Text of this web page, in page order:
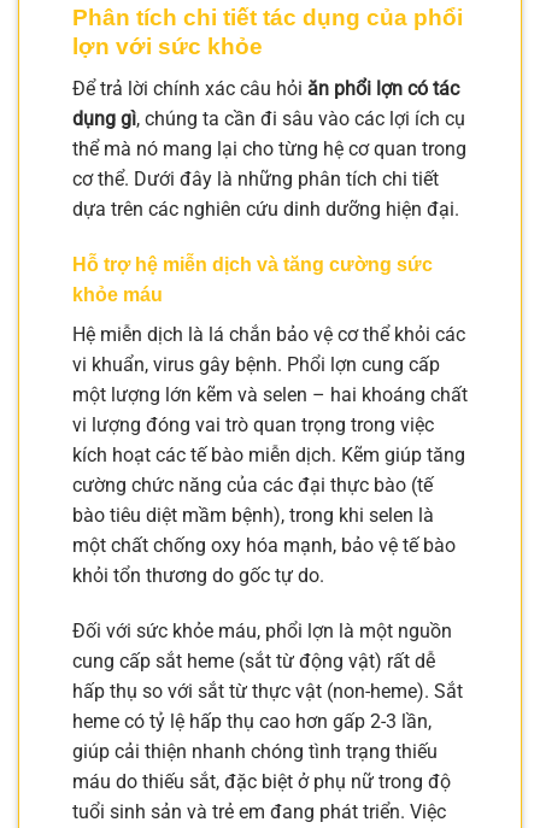
Phân tích chi tiết tác dụng của phổi
lợn với sức khỏe
Để trả lời chính xác câu hỏi ăn phổi lợn có tác
dụng gì, chúng ta cần đi sâu vào các lợi ích cụ
thể mà nó mang lại cho từng hệ cơ quan trong
cơ thể. Dưới đây là những phân tích chi tiết
dựa trên các nghiên cứu dinh dưỡng hiện đại.
Hỗ trợ hệ miễn dịch và tăng cường sức
khỏe máu
Hệ miễn dịch là lá chắn bảo vệ cơ thể khỏi các
vi khuẩn, virus gây bệnh. Phổi lợn cung cấp
một lượng lớn kẽm và selen – hai khoáng chất
vi lượng đóng vai trò quan trọng trong việc
kích hoạt các tế bào miễn dịch. Kẽm giúp tăng
cường chức năng của các đại thực bào (tế
bào tiêu diệt mầm bệnh), trong khi selen là
một chất chống oxy hóa mạnh, bảo vệ tế bào
khỏi tổn thương do gốc tự do.
Đối với sức khỏe máu, phổi lợn là một nguồn
cung cấp sắt heme (sắt từ động vật) rất dễ
hấp thụ so với sắt từ thực vật (non-heme). Sắt
heme có tỷ lệ hấp thụ cao hơn gấp 2-3 lần,
giúp cải thiện nhanh chóng tình trạng thiếu
máu do thiếu sắt, đặc biệt ở phụ nữ trong độ
tuổi sinh sản và trẻ em đang phát triển. Việc